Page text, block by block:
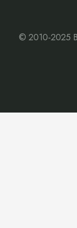
© 2010-2025